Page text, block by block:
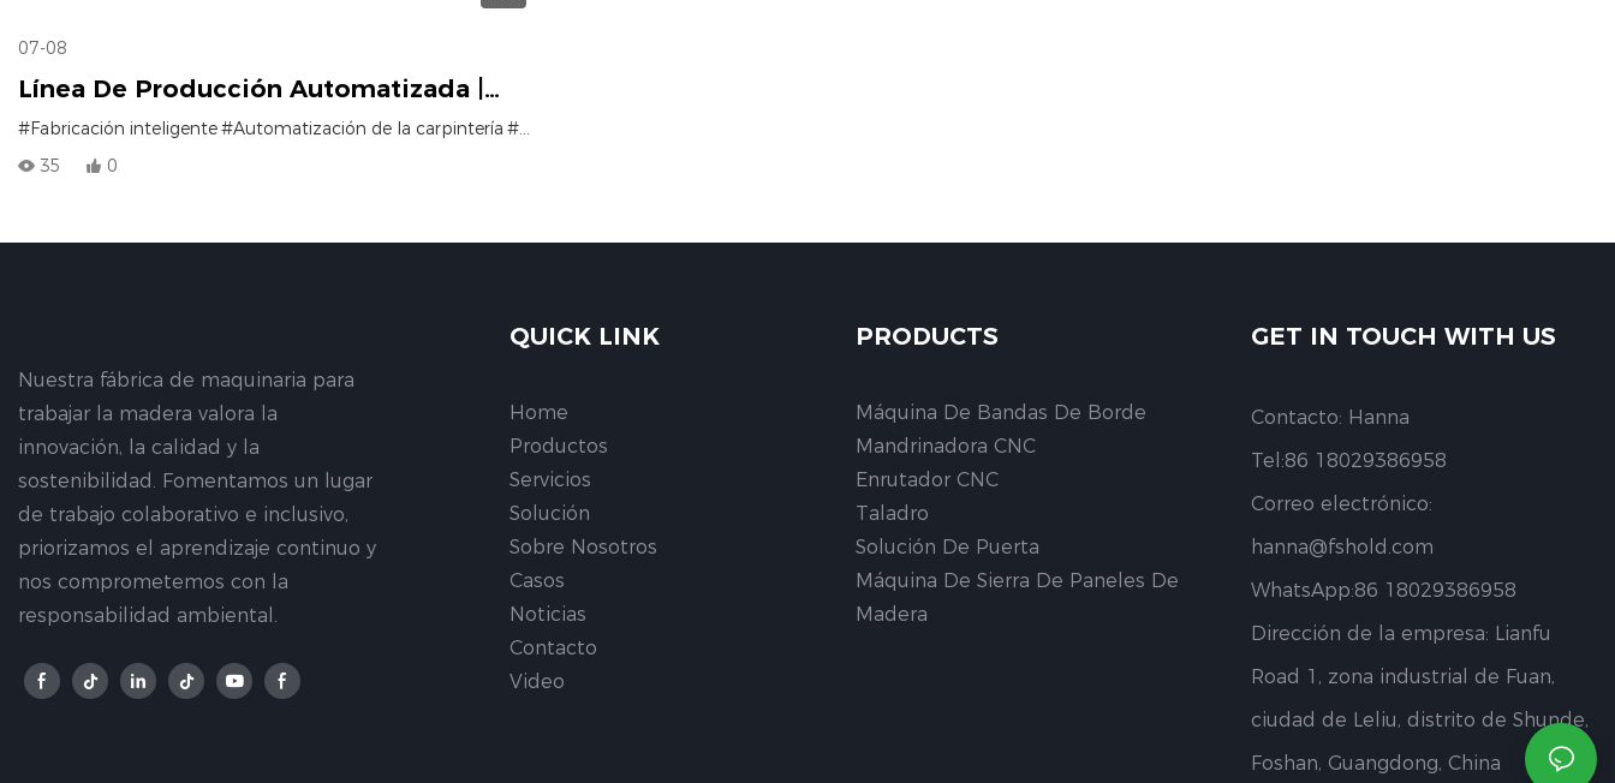
07-08
Línea De Producción Automatizada |
Diseño Compacto, Alta Productividad
#Fabricación inteligente#Automatización de la carpintería #Alta capacidad
35
0
Nuestra fábrica de maquinaria para
trabajar la madera valora la
innovación, la calidad y la
sostenibilidad. Fomentamos un lugar
de trabajo colaborativo e inclusivo,
priorizamos el aprendizaje continuo y
nos comprometemos con la
responsabilidad ambiental.
QUICK LINK
Home
Productos
Servicios
Solución
Sobre Nosotros
Casos
Noticias
Contacto
Video
PRODUCTS
Máquina De Bandas De Borde
Mandrinadora CNC
Enrutador CNC
Taladro
Solución De Puerta
Máquina De Sierra De Paneles De
Madera
GET IN TOUCH WITH US
Contacto: Hanna
Tel:86 18029386958
Correo electrónico:
hanna@fshold.com
WhatsApp:86 18029386958
Dirección de la empresa: Lianfu
Road 1, zona industrial de Fuan,
ciudad de Leliu, distrito de Shunde,
Foshan, Guangdong, China